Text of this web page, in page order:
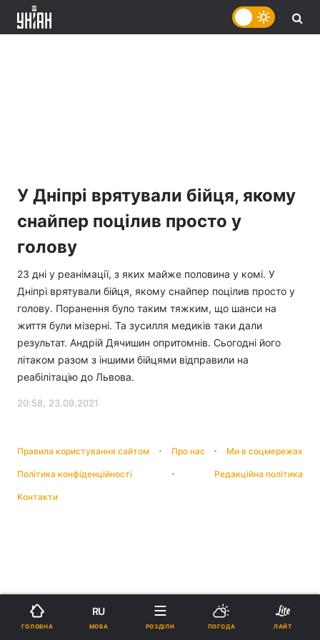
У Дніпрі врятували бійця, якому
снайпер поцілив просто у
голову
23 дні у реанімації, з яких майже половина у комі. У
Дніпрі врятували бійця, якому снайпер поцілив просто у
голову. Поранення було таким тяжким, що шанси на
життя були мізерні. Та зусилля медиків таки дали
результат. Андрій Дячишин опритомнів. Сьогодні його
літаком разом з іншими бійцями відправили на
реабілітацію до Львова.
20:58, 23.09.2021
Правила користування сайтом Про нас Ми в соцмережах
Політика конфіденційності Редакційна політика
Контакти
ГОЛОВНА
RU
МОВА РОЗДІЛИ ПОГОДА ЛАЙТ